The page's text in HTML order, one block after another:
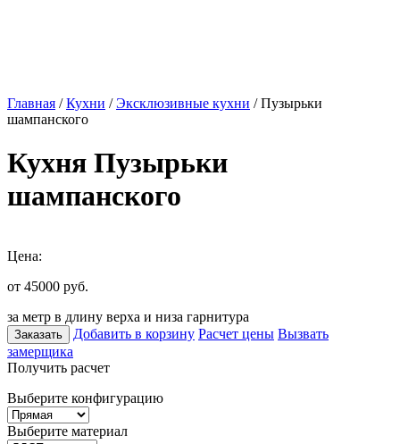
Главная /Кухни /Эксклюзивные кухни / Пузырьки
шампанского
Кухня Пузырьки
шампанского
Цена:
от 45000 руб.
за метр в длину верха и низа гарнитура
Заказать Добавить в корзину Расчет цены Вызвать
замерщика
Получить расчет
Выберите конфигурацию
Выберите материал